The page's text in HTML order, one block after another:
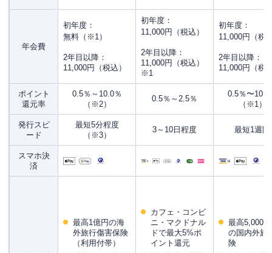
Q.ゴールドカードは一般カードと比べて審査は厳しい？
まとめ
年会費
初年度：
無料（※1）
2年目以降：
11,000円（税込）
初年度：
11,000円（税込）
2年目以降：
11,000円（税込）
※1
初年度：
11,000円（税
2年目以降：
11,000円（税
ポイント
還元率
0.5％～10.0％
（※2）
0.5％～2.5％
0.5％〜10.0
（※1）
発行スピ
ード
最短5分程度
（※3）
3～10日程度 最短1週間
スマホ決
済
最高1億円の海
外旅行傷害保険
（利用付帯）
カフェ・コンビ
ニ・マクドナル
ドで最大5%ポ
イント還元
最高5,000
の国内外旅
険